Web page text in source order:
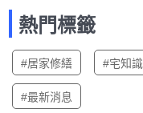
熱門標籤
#居家修繕 #宅知識
#最新消息